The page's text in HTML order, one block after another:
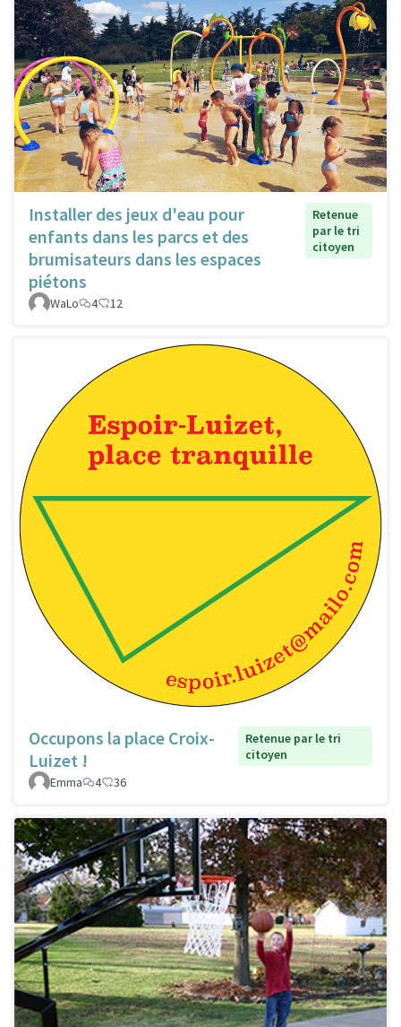
Installer des jeux d'eau pour
enfants dans les parcs et des
brumisateurs dans les espaces
piétons
Retenue
par le tri
citoyen
WaLo 4 12
Occupons la place Croix-
Luizet !
Retenue par le tri
citoyen
Emma
4 36